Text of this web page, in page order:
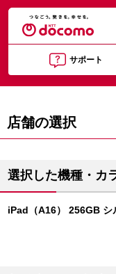
サポート
店舗の選択
選択した機種・カ
iPad（A16） 256GB シ